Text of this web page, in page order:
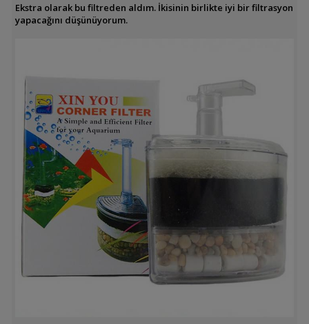
Ekstra olarak bu filtreden aldım. İkisinin birlikte iyi bir filtrasyon
yapacağını düşünüyorum.